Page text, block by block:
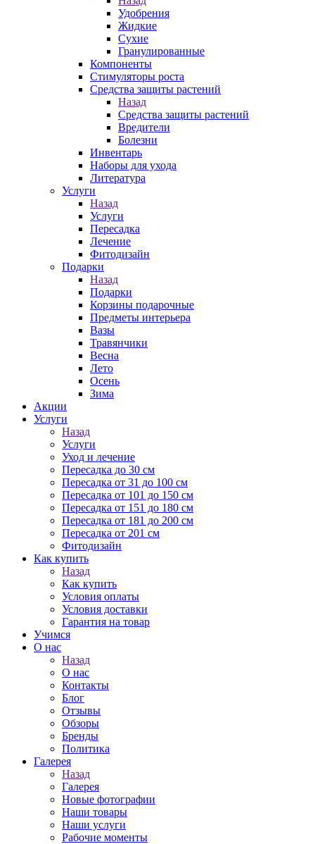
Удобрения
Жидкие
Сухие
Гранулированные
Компоненты
Стимуляторы роста
Средства защиты растений
Назад
Средства защиты растений
Вредители
Болезни
Инвентарь
Наборы для ухода
Литература
Услуги
Назад
Услуги
Пересадка
Лечение
Фитодизайн
Подарки
Назад
Подарки
Корзины подарочные
Предметы интерьера
Вазы
Травянчики
Весна
Лето
Осень
Зима
Акции
Услуги
Назад
Услуги
Уход и лечение
Пересадка до 30 см
Пересадка от 31 до 100 см
Пересадка от 101 до 150 см
Пересадка от 151 до 180 см
Пересадка от 181 до 200 см
Пересадка от 201 см
Фитодизайн
Как купить
Назад
Как купить
Условия оплаты
Условия доставки
Гарантия на товар
Учимся
О нас
Назад
О нас
Контакты
Блог
Отзывы
Обзоры
Бренды
Политика
Галерея
Назад
Галерея
Новые фотографии
Наши товары
Наши услуги
Рабочие моменты